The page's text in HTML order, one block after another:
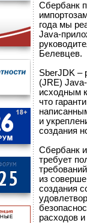
Сбербанк
года мы
Java-
Белевцев.
SberJDK –
(JRE)
исходным
что
и
создания
Сбербанк
требует
из
создания
расходов